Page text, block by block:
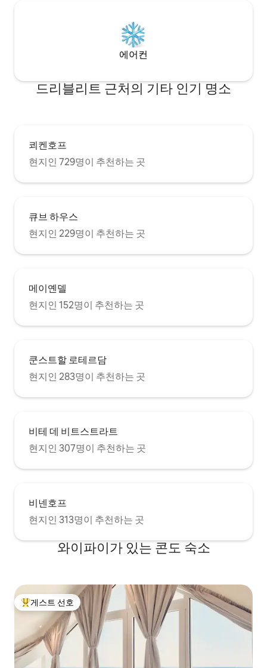
에어컨
드리블리트 근처의 기타 인기 명소
쾨켄호프
현지인 729명이 추천하는 곳
큐브 하우스
현지인 229명이 추천하는 곳
메이옌델
현지인 152명이 추천하는 곳
쿤스트할 로테르담
현지인 283명이 추천하는 곳
비테 데 비트스트라트
현지인 307명이 추천하는 곳
비넨호프
현지인 313명이 추천하는 곳
와이파이가 있는 콘도 숙소
상위 게스트 선호
게스트 선호